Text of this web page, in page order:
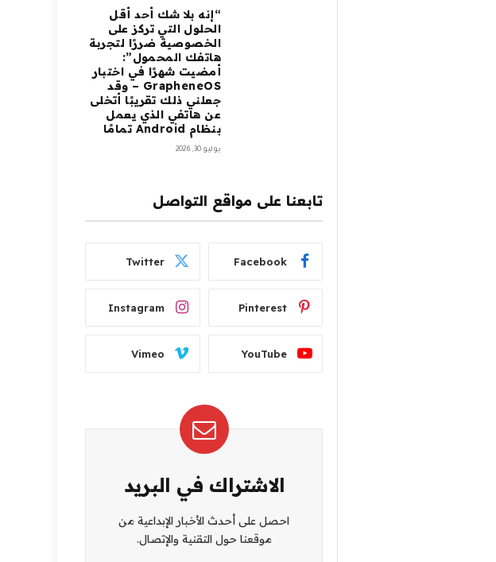
“إنه بلا شك أحد أقل
الحلول التي تركز على
الخصوصية ضررًا لتجربة
هاتفك المحمول”:
أمضيت شهرًا في اختبار
GrapheneOS – وقد
جعلني ذلك تقريبًا أتخلى
عن هاتفي الذي يعمل
بنظام Android تمامًا
يوليو 30, 2026
تابعنا على مواقع التواصل
Facebook
Twitter
Pinterest
Instagram
YouTube
Vimeo
الاشتراك في البريد
احصل على أحدث الأخبار الإبداعية من
موقعنا حول التقنية والإتصال.